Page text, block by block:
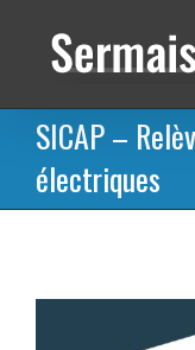
contenu
SICAP –
électriques